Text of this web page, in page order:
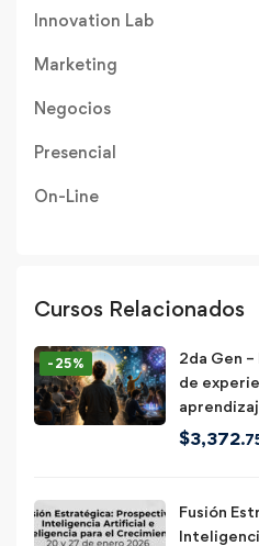
Innovation Lab
Marketing
Negocios
Presencial
On-Line
Cursos Relacionados
-25%
2da Gen
de
$3,372
Fusión